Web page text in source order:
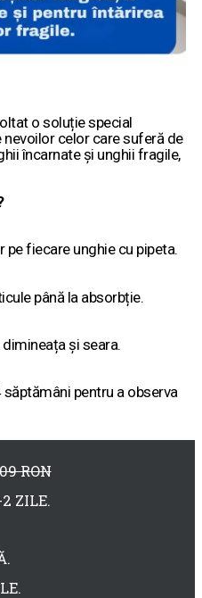
o soluție special
celor care suferă de
încarnate și unghii fragile,
fiecare unghie cu pipeta.
până la absorbție.
și seara.
pentru a observa
RON
ZILE.